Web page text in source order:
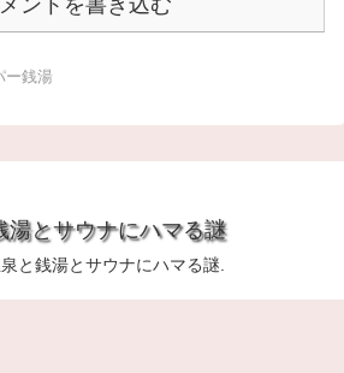
ー銭湯
湯とサウナにハマる謎
と銭湯とサウナにハマる謎.